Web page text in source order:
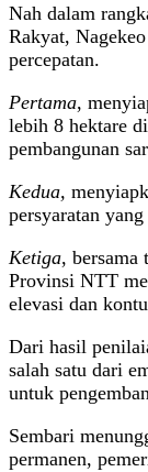
Nah dalam
Rakyat,
percepatan.
Pertama,
lebih 8 hektare
pembangunan
Kedua,
persyaratan
Ketiga, bersama
Provinsi NTT
elevasi dan
Dari hasil
salah satu dari
untuk
Sembari
permanen,